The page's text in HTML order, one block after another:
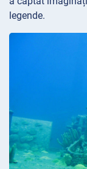
legende.